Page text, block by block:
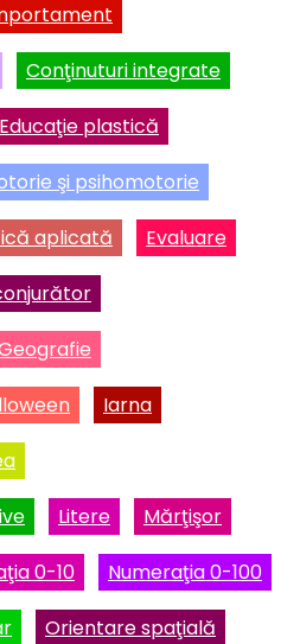
Conţinuturi integrate
Educaţie plastică
şi psihomotorie
aplicată Evaluare
Iarna
Litere Mărţişor
0-10 Numeraţia 0-100
Orientare spaţială